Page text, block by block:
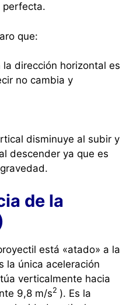
perfecta.
que:
dirección horizontal es
no cambia y
disminuye al subir y
descender ya que es
de la
está «atado» a la
la única aceleración
verticalmente hacia
9,8 m/s2 ). Es la